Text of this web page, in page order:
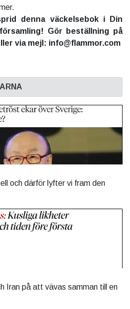
denna väckelsebok i Din
Gör beställning på
via mejl: info@flammor.com
och därför lyfter vi fram den
Iran på att vävas samman till en